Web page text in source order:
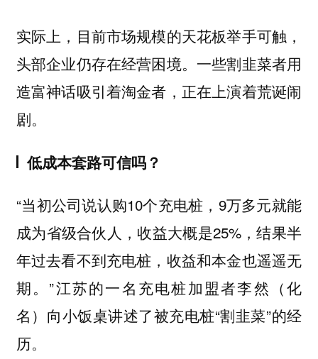
实际上，目前市场规模的天花板举手可触，
头部企业仍存在经营困境。一些割韭菜者用
造富神话吸引着淘金者，正在上演着荒诞闹
剧。
低成本套路可信吗？
“当初公司说认购10个充电桩，9万多元就能
成为省级合伙人，收益大概是25%，结果半
年过去看不到充电桩，收益和本金也遥遥无
期。”江苏的一名充电桩加盟者李然（化
名）向小饭桌讲述了被充电桩“割韭菜”的经
历。